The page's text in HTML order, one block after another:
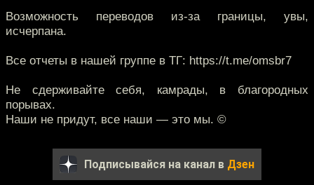
Возможность переводов из-за границы, увы,
исчерпана.
Все отчеты в нашей группе в ТГ: https://t.me/omsbr7
Не сдерживайте себя, камрады, в благородных
порывах.
Наши не придут, все наши — это мы. ©
Подписывайся на канал в Дзен